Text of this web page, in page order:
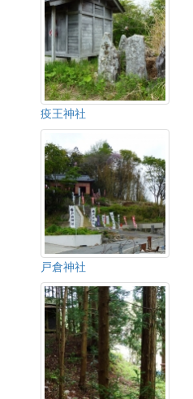
疫王神社
戸倉神社